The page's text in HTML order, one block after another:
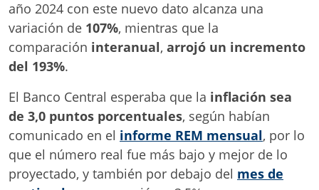
año 2024 con este nuevo dato alcanza una
variación de 107%, mientras que la
comparación interanual, arrojó un incremento
del 193%.
El Banco Central esperaba que la inflación sea
de 3,0 puntos porcentuales, según habían
comunicado en el informe REM mensual, por lo
que el número real fue más bajo y mejor de lo
proyectado, y también por debajo del mes de